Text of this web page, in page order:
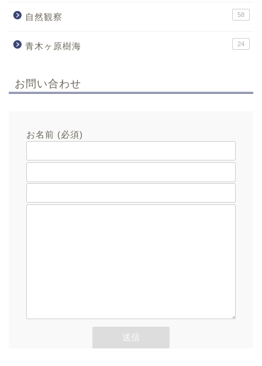
自然観察 58
青木ヶ原樹海 24
お問い合わせ
お名前 (必須)